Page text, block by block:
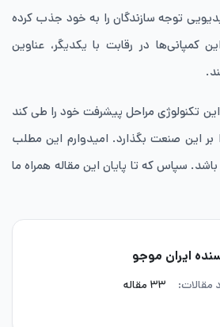
توجه سازندگان را به خود جذب کرده
در رقابت با یکدیگر، عناوین
این تکنولوژی مراحل پیشرفت خود را طی کند
بر این صنعت بگذارد. امیدوارم این مطلب
سپاس که تا پایان این مقاله همراه ما
ایران موجو
مقالات: ۳۳ مقاله